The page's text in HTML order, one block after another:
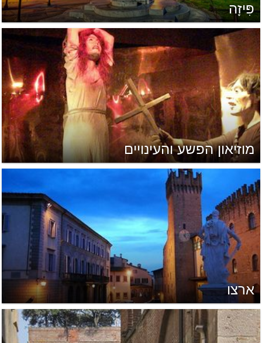
פִּיזָה
מוזיאון הפשע והעינויים
ארצו